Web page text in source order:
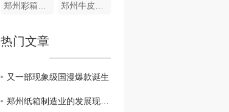
郑州彩箱哪家好 郑州牛皮纸箱价格
热门文章
又一部现象级国漫爆款诞生
郑州纸箱制造业的发展现状与前景分析